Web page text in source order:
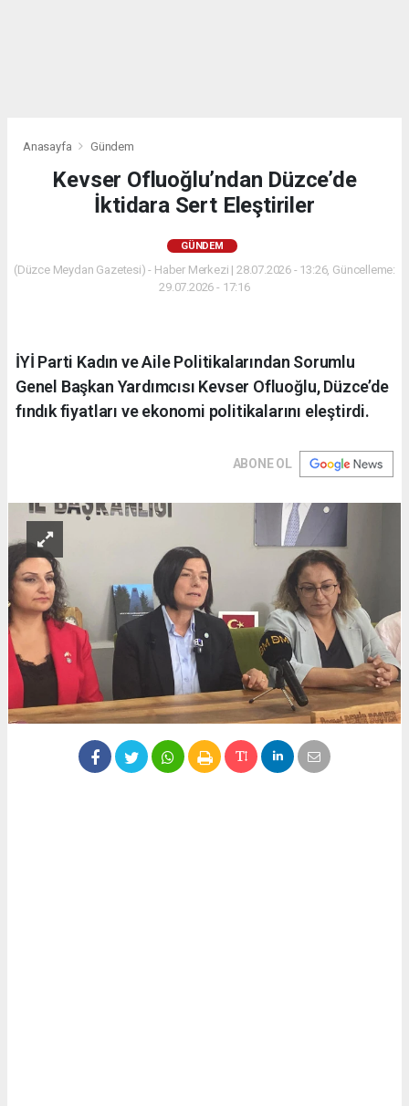
Anasayfa Gündem
Kevser Ofluoğlu’ndan Düzce’de
İktidara Sert Eleştiriler
GÜNDEM
(Düzce Meydan Gazetesi) - Haber Merkezi | 28.07.2026 - 13:26, Güncelleme:
29.07.2026 - 17:16
İYİ Parti Kadın ve Aile Politikalarından Sorumlu
Genel Başkan Yardımcısı Kevser Ofluoğlu, Düzce’de
fındık fiyatları ve ekonomi politikalarını eleştirdi.
ABONE OL